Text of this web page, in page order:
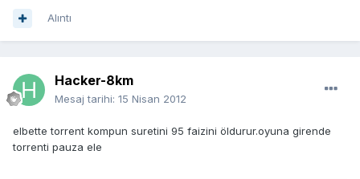
Alıntı
Hacker-8km
Mesaj tarihi: 15 Nisan 2012
elbette torrent kompun suretini 95 faizini öldurur.oyuna girende
torrenti pauza ele